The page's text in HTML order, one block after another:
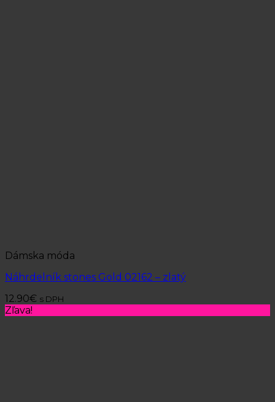
Dámska móda
Náhrdelník stones Gold 02162 – zlatý
12.90€ s DPH
Zľava!